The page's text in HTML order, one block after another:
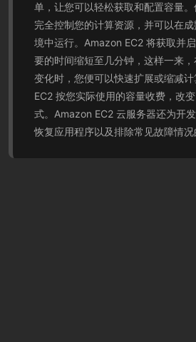
单，让您可以轻松获取和配置容量
完全控制您的计算资源，并可以在
境中运行。Amazon EC2 将获取并
要的时间缩短至几分钟，这样一来
变化时，您便可以快速扩展或缩减
EC2 按您实际使用的容量收费，改
式。Amazon EC2 云服务器还为开
恢复应用程序以及排除常见故障情况